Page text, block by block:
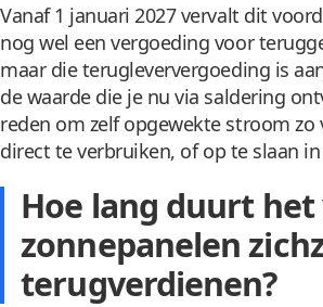
Vanaf 1 januari 2027 vervalt dit
nog wel een vergoeding voor
maar die terugleververgoeding is
de waarde die je nu via saldering
reden om zelf opgewekte stroom zo
direct te verbruiken, of op te slaan
Hoe lang duurt
zonnepanelen
terugverdienen?